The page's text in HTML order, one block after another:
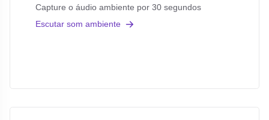
Capture o áudio ambiente por 30 segundos
Escutar som ambiente